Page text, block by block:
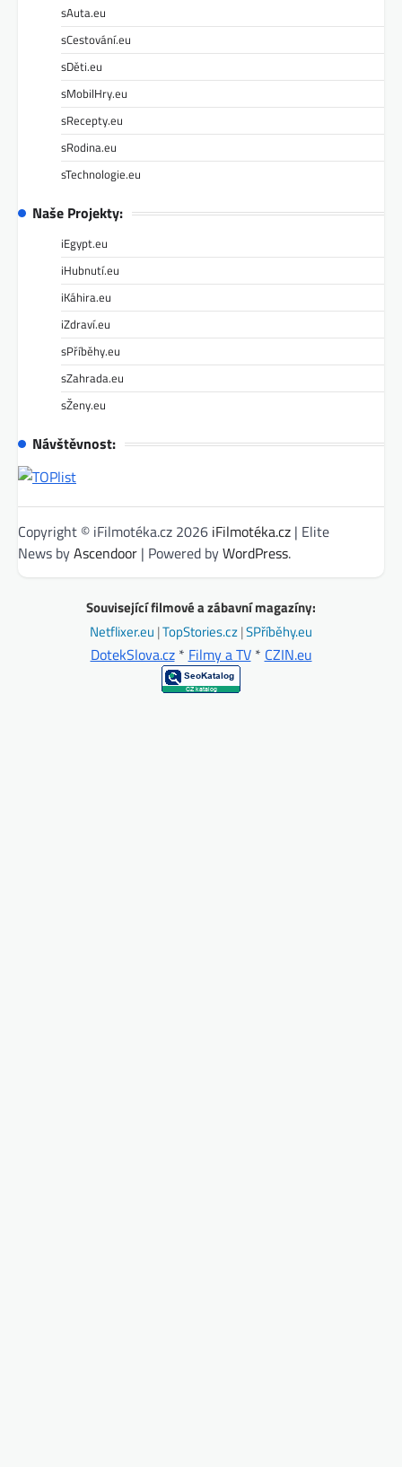
sAuta.eu
sCestování.eu
sDěti.eu
sMobilHry.eu
sRecepty.eu
sRodina.eu
sTechnologie.eu
Naše Projekty:
iEgypt.eu
iHubnutí.eu
iKáhira.eu
iZdraví.eu
sPříběhy.eu
sZahrada.eu
sŽeny.eu
Návštěvnost:
Copyright © iFilmotéka.cz 2026 iFilmotéka.cz | Elite
News byAscendoor | Powered byWordPress.
Související filmové a zábavní magazíny:
Netflixer.eu |TopStories.cz|SPříběhy.eu
DotekSlova.cz* Filmy a TV* CZIN.eu